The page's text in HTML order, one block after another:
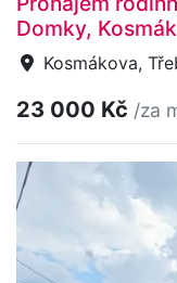
Domky,
Kosmákova,
23 000 Kč /za